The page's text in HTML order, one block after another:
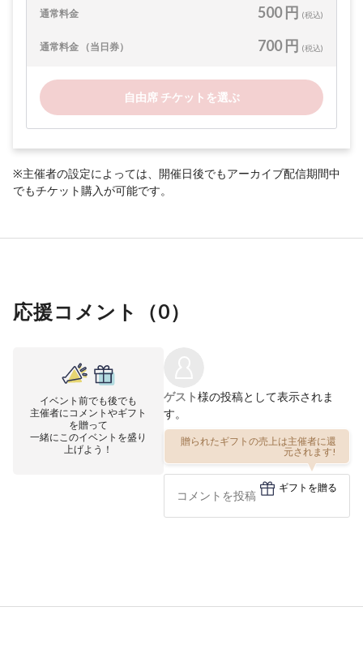
通常料金 500 円 (税込)
通常料金 （当日券） 700 円 (税込)
自由席 チケットを選ぶ
※主催者の設定によっては、開催日後でもアーカイブ配信期間中
でもチケット購入が可能です。
応援コメント（0）
イベント前でも後でも
主催者にコメントやギフト
を贈って
一緒にこのイベントを盛り
上げよう！
ゲスト様の投稿として表示されま
す。
贈られたギフトの売上は主催者に還
元されます!
ギフトを贈る